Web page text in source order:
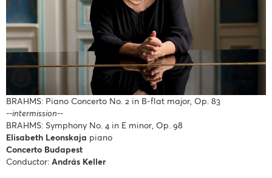
BRAHMS: Piano Concerto No. 2 in B-flat major, Op. 83
--intermission--
BRAHMS: Symphony No. 4 in E minor, Op. 98
Elisabeth Leonskaja piano
Concerto Budapest
Conductor: András Keller